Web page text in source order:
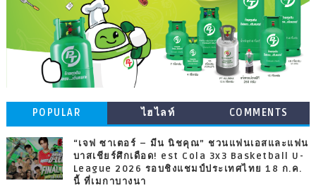
POPULAR ไฮไลท์ COMMENTS
“เจฟ ซาเตอร์ – มีน นิชคุณ” ชวนแฟนเอสและแฟน
บาสเชียร์ศึกเดือด! est Cola 3x3 Basketball U-
League 2026 รอบชิงแชมป์ประเทศไทย 18 ก.ค.
นี้ ที่เมกาบางนา